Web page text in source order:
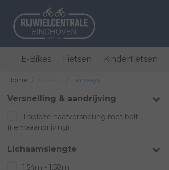
E-Bikes Fietsen Kinderfietsen
Home Tenways
Versnelling & aandrijving
Traploze naafversnelling met belt
(riemaaandrijving)
Lichaamslengte
1.54m - 1.58m